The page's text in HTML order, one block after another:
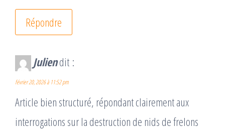
Répondre
Juliendit :
février 20, 2026 à 11:52 pm
Article bien structuré, répondant clairement aux
interrogations sur la destruction de nids de frelons